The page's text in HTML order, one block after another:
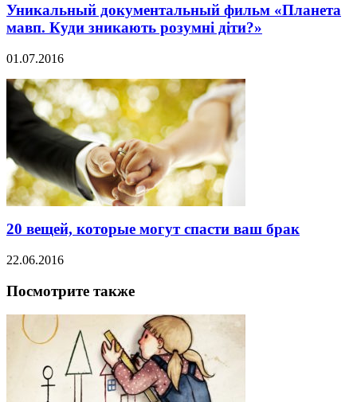
Уникальный документальный фильм «Планета
мавп. Куди зникають розумні діти?»
01.07.2016
20 вещей, которые могут спасти ваш брак
22.06.2016
Посмотрите также